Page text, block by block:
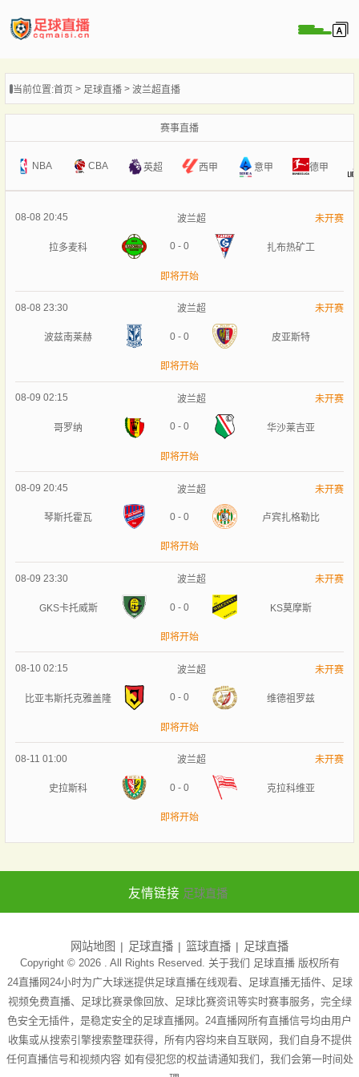
播
像
闻
当前位置:首页 足球直播 波兰超直播
赛事直播
NBA CBA 英超 西甲 意甲 德甲
08-08 20:45 波兰超 未开赛
拉多麦科 0 - 0 扎布热矿工
即将开始
08-08 23:30 波兰超 未开赛
波兹南莱赫 0 - 0 皮亚斯特
即将开始
08-09 02:15 波兰超 未开赛
哥罗纳 0 - 0 华沙莱吉亚
即将开始
08-09 20:45 波兰超 未开赛
琴斯托霍瓦 0 - 0 卢宾扎格勒比
即将开始
08-09 23:30 波兰超 未开赛
GKS卡托威斯 0 - 0 KS莫摩斯
即将开始
08-10 02:15 波兰超 未开赛
比亚韦斯托克雅盖隆 0 - 0 维德祖罗兹
即将开始
08-11 01:00 波兰超 未开赛
史拉斯科 0 - 0 克拉科维亚
即将开始
友情链接 足球直播
网站地图 足球直播 篮球直播 足球直播
Copyright © 2026 . All Rights Reserved. 关于我们 足球直播版权所有
24直播网24小时为广大球迷提供足球直播在线观看、足球直播无插件、足球
视频免费直播、足球比赛录像回放、足球比赛资讯等实时赛事服务，完全绿
色安全无插件，是稳定安全的足球直播网。24直播网所有直播信号均由用户
收集或从搜索引擎搜索整理获得，所有内容均来自互联网，我们自身不提供
任何直播信号和视频内容 如有侵犯您的权益请通知我们，我们会第一时间处